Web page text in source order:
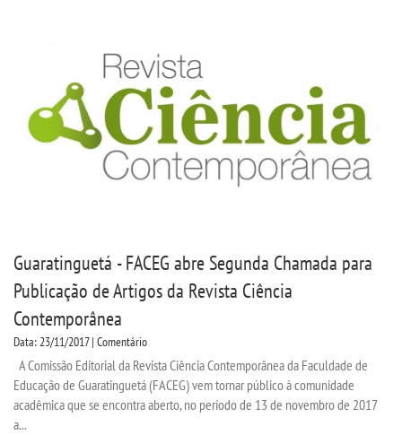
Guaratinguetá - FACEG abre Segunda Chamada para
Publicação de Artigos da Revista Ciência
Contemporânea
Data: 23/11/2017 | Comentário
A Comissão Editorial da Revista Ciência Contemporânea da Faculdade de
Educação de Guaratinguetá (FACEG) vem tornar público à comunidade
acadêmica que se encontra aberto, no período de 13 de novembro de 2017
a...